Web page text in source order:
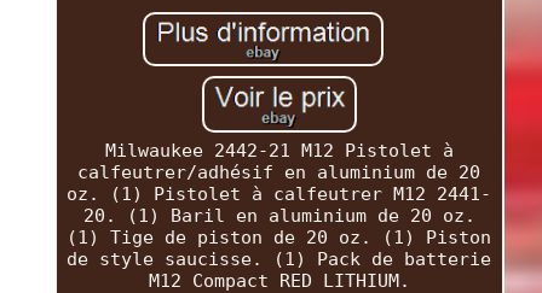
Milwaukee 2442-21 M12 Pistolet à
calfeutrer/adhésif en aluminium de 20
oz. (1) Pistolet à calfeutrer M12 2441-
20. (1) Baril en aluminium de 20 oz.
(1) Tige de piston de 20 oz. (1) Piston
de style saucisse. (1) Pack de batterie
M12 Compact RED LITHIUM.